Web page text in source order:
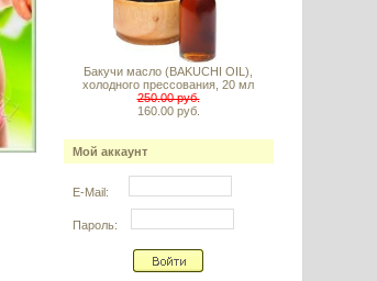
Бакучи масло (BAKUCHI OIL),
холодного прессования, 20 мл
250.00 руб.
160.00 руб.
Мой аккаунт
E-Mail:
Пароль: